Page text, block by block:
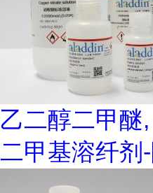
乙二醇二甲醚
二甲基溶纤剂